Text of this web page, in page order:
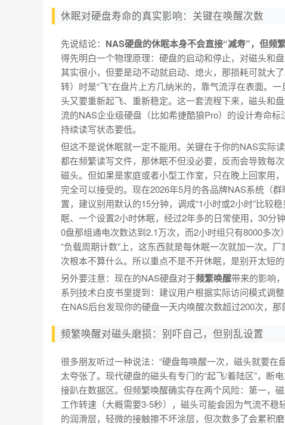
休眠对硬盘寿命的真实影响：关键在唤醒次数
先说结论： NAS硬盘的休眠本身不会直接“减寿”，但频
得先明白一个物理原理：硬盘的启动和停止，对磁头
其实很小，但要是动不动就启动、熄火，那损耗可就大
转）时是“飞”在盘片上方几纳米的，靠气流浮在表面。
头又要重新起飞、重新稳定。这一套流程下来，磁头和
流的NAS企业级硬盘（比如希捷酷狼Pro）的设计寿命
持续读写状态要低。
但这不是说休眠就一定不能用。关键在于你的NAS实际
都在频繁读写文件，那休眠不但没必要，反而会导致
磁头。但如果是家庭或者小型工作室，只在晚上回家用
完全可以接受的。现在2026年5月的各品牌NAS系统（
置，建议别用默认的15分钟，调成“1小时或2小时”比较
眠、一个设置2小时休眠，经过2年多的日常使用，30分
0盘那组通电次数达到2.1万次，而2小时组只有8000多
“负载周期计数”上，这东西就是每休眠一次就加一次。
次根本不算什么。所以重点不是不开休眠，是别开太短的
另外要注意：现在的NAS硬盘对于频繁唤醒带来的影响
系列技术白皮书里提到：建议用户根据实际访问模式调
在NAS后台发现你的硬盘一天内唤醒次数超过200次，
频繁唤醒对磁头磨损：别吓自己，但别乱设置
很多朋友听过一种说法：“硬盘每唤醒一次，磁头就要
太夸张了。现代硬盘的磁头有专门的“起飞/着陆区”，断
接趴在数据区。但频繁唤醒确实存在两个风险：第一，
工作转速（大概需要3-5秒），磁头可能会因为气流不
的润滑层，轻微的接触擦不坏涂层，但次数多了会累积